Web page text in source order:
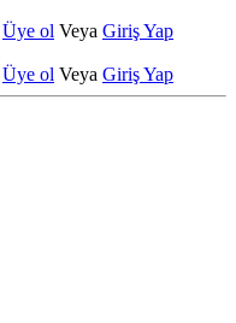
Üye ol Veya Giriş Yap
Üye ol Veya Giriş Yap